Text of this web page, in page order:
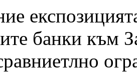
банки към